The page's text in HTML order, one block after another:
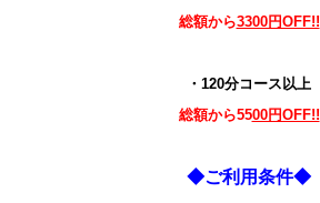
総額から3300円OFF!!
・120分コース以上
総額から5500円OFF!!
◆ご利用条件◆